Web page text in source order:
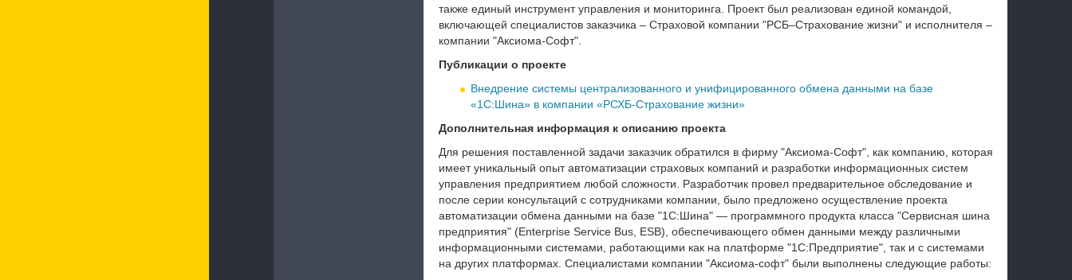
также единый инструмент управления и мониторинга.
Проект был реализован единой командой,
включающей специалистов заказчика – Страховой компании "РСБ–Страхование жизни" и исполнителя –
компании "Аксиома-Софт".
Публикации о проекте
Внедрение системы централизованного и унифицированного обмена данными на базе
«1С:Шина» в компании «РСХБ-Страхование жизни»
Дополнительная информация к описанию проекта
Для решения поставленной задачи заказчик обратился в фирму "Аксиома-Софт", как компанию, которая
имеет уникальный опыт автоматизации страховых компаний и разработки информационных систем
управления предприятием любой сложности. Разработчик провел предварительное обследование и
после серии консультаций с сотрудниками компании, было предложено осуществление проекта
автоматизации обмена данными на базе "1С:Шина" — программного продукта класса "Сервисная шина
предприятия" (Enterprise Service Bus, ESB), обеспечивающего обмен данными между различными
информационными системами, работающими как на платформе "1С:Предприятие", так и с системами
на других платформах. Специалистами компании "Аксиома-софт" были выполнены следующие работы: